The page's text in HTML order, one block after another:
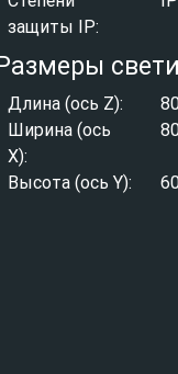
защиты IP:
Длина (ось Z):
Ширина (ось
X):
Высота (ось Y):